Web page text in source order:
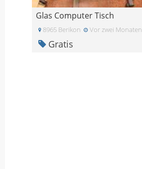
Glas Computer Tisch
8965 Berikon Vor zwei Monaten
Gratis